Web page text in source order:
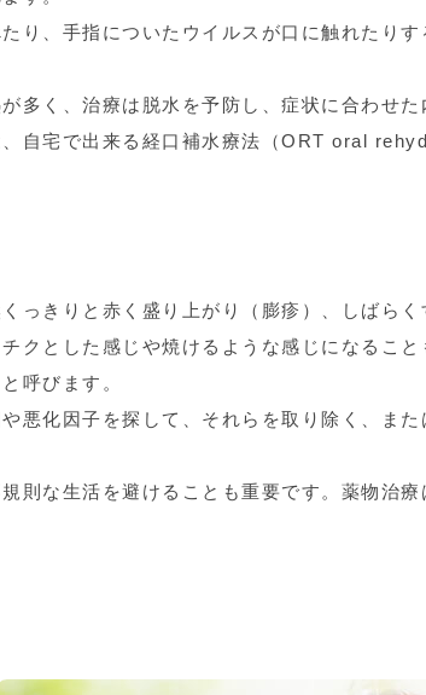
り、手指についたウイルスが口に触れたり
多く、治療は脱水を予防し、症状に合わせ
自宅で出来る経口補水療法（ORT oral
っきりと赤く盛り上がり（膨疹）、しばら
クとした感じや焼けるような感じになるこ
呼びます。
悪化因子を探して、それらを取り除く、ま
則な生活を避けることも重要です。薬物治